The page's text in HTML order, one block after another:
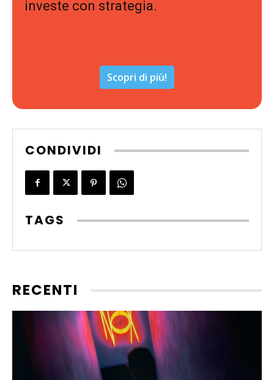
investe con strategia.
Scopri di più!
CONDIVIDI
TAGS
RECENTI